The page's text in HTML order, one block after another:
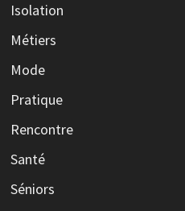
Isolation
Métiers
Mode
Pratique
Rencontre
Santé
Séniors